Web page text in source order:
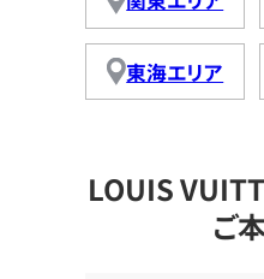
東海エリア
LOUIS
ご